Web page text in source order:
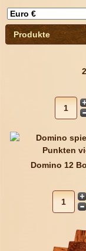
Produkte
Domino 12